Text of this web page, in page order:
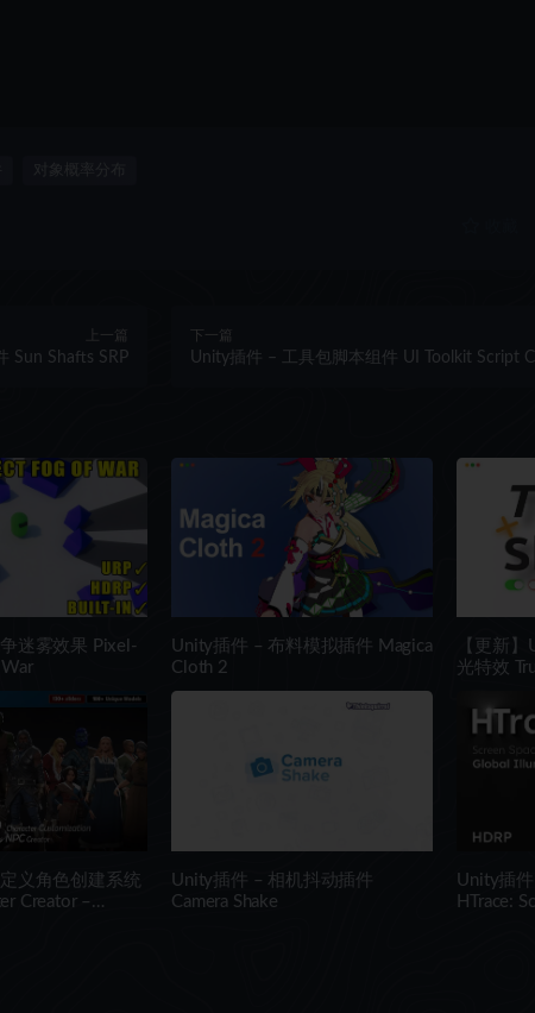
上一篇
Sun Shafts SRP
下一篇
Unity插件 – 工具包脚本组件 UI Toolkit Script
迷雾效果 Pixel-
Unity插件 – 布料模拟插件 Magica
Cloth 2
【更新
光特效
义角色创建系统
Creator –
Unity插件 – 相机抖动插件
Camera Shake
Unity插
HTrace: